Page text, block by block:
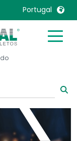
Portugal
Malaysia
Mexico